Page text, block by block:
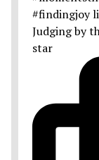
Judging by
star